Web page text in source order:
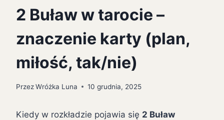
2 Buław w tarocie –
znaczenie karty (plan,
miłość, tak/nie)
PrzezWróżka Luna 10 grudnia, 2025
Kiedy w rozkładzie pojawia się 2 Buław